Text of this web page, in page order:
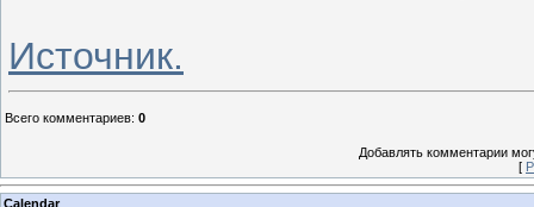
Источник.
Всего комментариев: 0
Добавлять комментарии
[
Calendar